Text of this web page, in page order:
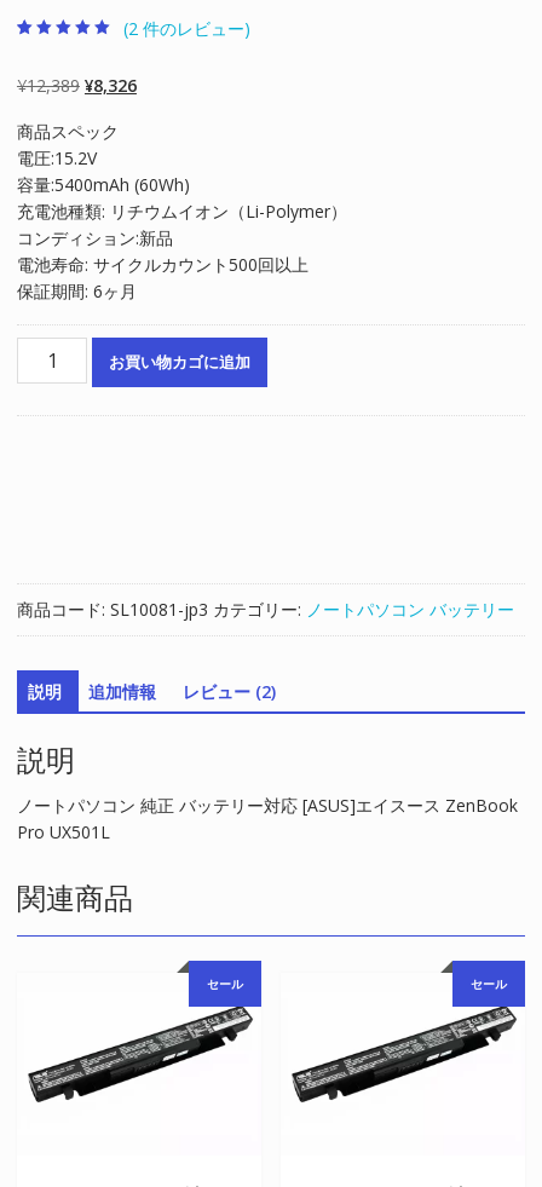
評価のうち、
5.00点
(2 件のレビュー)
¥12,389 元
価
格
は
¥12,389
で
し
た。
¥8,326現
格
は
¥8,326
で
商品スペック
電圧:15.2V
容量:5400mAh (60Wh)
充電池種類: リチウムイオン（Li-Polymer）
コンディション:新品
電池寿命: サイクルカウント500回以上
保証期間: 6ヶ月
バ
ッ
テ
リ
ー
応
[ASUS]
エ
イ
ー
ス
ZenBook
お買い物カゴに追加
商品コード: SL10081-jp3 カテゴリー: ノートパソコン バッテリー
説明 追加情報 レビュー (2)
説明
ノートパソコン 純正 バッテリー対応 [ASUS]エイスース ZenBook
Pro UX501L
関連商品
セール セール